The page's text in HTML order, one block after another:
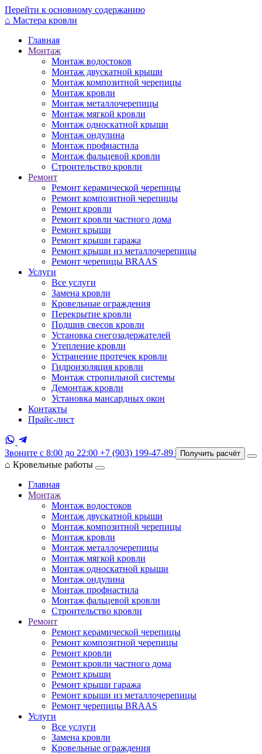
Перейти к основному содержанию
⌂ Мастера кровли
Главная
Монтаж
Монтаж водостоков
Монтаж двускатной крыши
Монтаж композитной черепицы
Монтаж кровли
Монтаж металлочерепицы
Монтаж мягкой кровли
Монтаж односкатной крыши
Монтаж ондулина
Монтаж профнастила
Монтаж фальцевой кровли
Строительство кровли
Ремонт
Ремонт керамической черепицы
Ремонт композитной черепицы
Ремонт кровли
Ремонт кровли частного дома
Ремонт крыши
Ремонт крыши гаража
Ремонт крыши из металлочерепицы
Ремонт черепицы BRAAS
Услуги
Все услуги
Замена кровли
Кровельные ограждения
Перекрытие кровли
Подшив свесов кровли
Установка снегозадержателей
Утепление кровли
Устранение протечек кровли
Гидроизоляция кровли
Монтаж стропильной системы
Демонтаж кровли
Установка мансардных окон
Контакты
Прайс-лист
Звоните с 8:00 до 22:00 +7 (903) 199-47-89 Получить расчёт
⌂ Кровельные работы
Главная
Монтаж
Монтаж водостоков
Монтаж двускатной крыши
Монтаж композитной черепицы
Монтаж кровли
Монтаж металлочерепицы
Монтаж мягкой кровли
Монтаж односкатной крыши
Монтаж ондулина
Монтаж профнастила
Монтаж фальцевой кровли
Строительство кровли
Ремонт
Ремонт керамической черепицы
Ремонт композитной черепицы
Ремонт кровли
Ремонт кровли частного дома
Ремонт крыши
Ремонт крыши гаража
Ремонт крыши из металлочерепицы
Ремонт черепицы BRAAS
Услуги
Все услуги
Замена кровли
Кровельные ограждения